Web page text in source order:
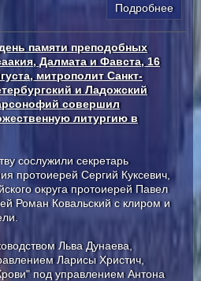
Подробнее
памяти преподобных
Далмата и Фавста, 16
митрополит Санкт-
и Ладожский
совершил
литургию в
сослужили секретарь
протоиерей Сергий Куксевич,
округа протоиерей Павел
Роман Ковальский с клиром и
Льва Дунаева,
Ларисы Христич,
под управлением Антона